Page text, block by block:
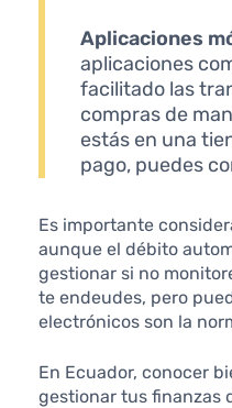
Aplicaciones
aplicaciones
facilitado las
compras de
estás en una
pago, puedes
Es importante
aunque el débito
gestionar si no
te endeudes, pero
electrónicos son la
En Ecuador, conocer
gestionar tus finanzas